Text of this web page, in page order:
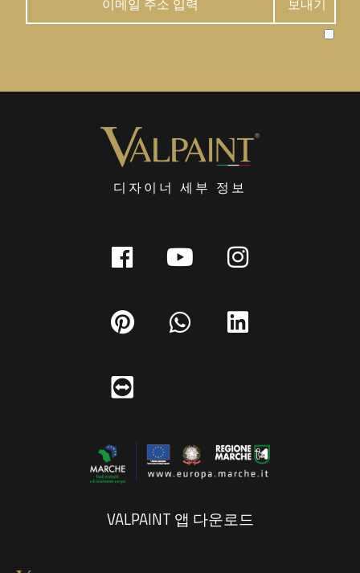
디자이너 세부 정보
VALPAINT 앱 다운로드